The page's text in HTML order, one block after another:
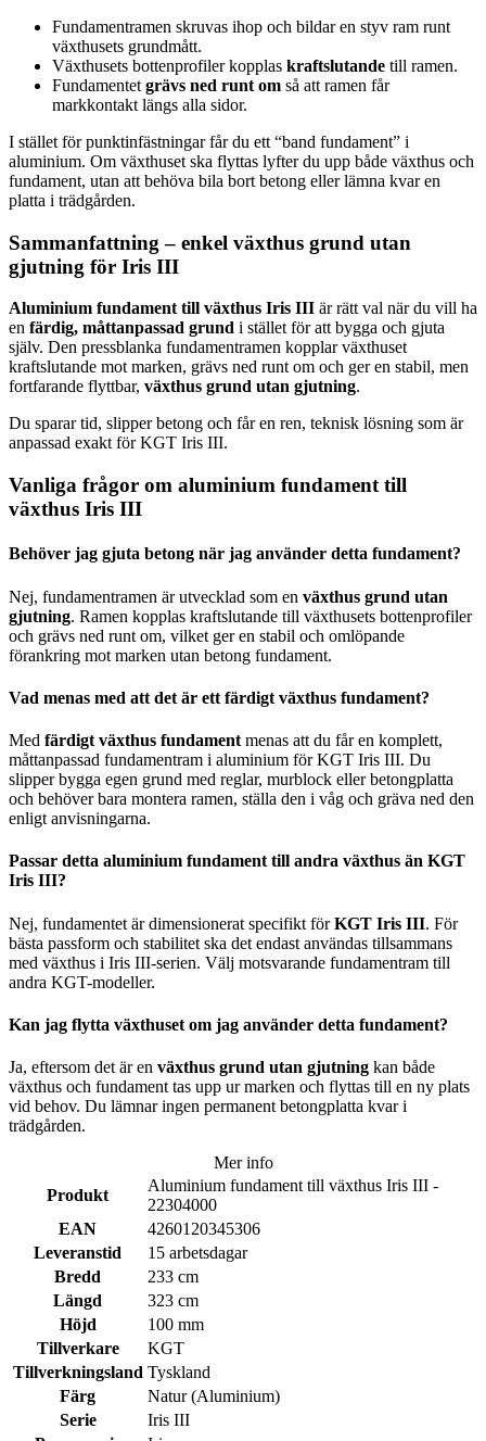
Fundamentramen skruvas ihop och bildar en styv ram runt
växthusets grundmått.
Växthusets bottenprofiler kopplas kraftslutande till ramen.
Fundamentet grävs ned runt om så att ramen får
markkontakt längs alla sidor.
I stället för punktinfästningar får du ett “band fundament” i
aluminium. Om växthuset ska flyttas lyfter du upp både växthus och
fundament, utan att behöva bila bort betong eller lämna kvar en
platta i trädgården.
Sammanfattning – enkel växthus grund utan
gjutning för Iris III
Aluminium fundament till växthus Iris III är rätt val när du vill ha
en färdig, måttanpassad grund i stället för att bygga och gjuta
själv. Den pressblanka fundamentramen kopplar växthuset
kraftslutande mot marken, grävs ned runt om och ger en stabil, men
fortfarande flyttbar, växthus grund utan gjutning.
Du sparar tid, slipper betong och får en ren, teknisk lösning som är
anpassad exakt för KGT Iris III.
Vanliga frågor om aluminium fundament till
växthus Iris III
Behöver jag gjuta betong när jag använder detta fundament?
Nej, fundamentramen är utvecklad som en växthus grund utan
gjutning. Ramen kopplas kraftslutande till växthusets bottenprofiler
och grävs ned runt om, vilket ger en stabil och omlöpande
förankring mot marken utan betong fundament.
Vad menas med att det är ett färdigt växthus fundament?
Med färdigt växthus fundament menas att du får en komplett,
måttanpassad fundamentram i aluminium för KGT Iris III. Du
slipper bygga egen grund med reglar, murblock eller betongplatta
och behöver bara montera ramen, ställa den i våg och gräva ned den
enligt anvisningarna.
Passar detta aluminium fundament till andra växthus än KGT
Iris III?
Nej, fundamentet är dimensionerat specifikt förKGT Iris III. För
bästa passform och stabilitet ska det endast användas tillsammans
med växthus i Iris III-serien. Välj motsvarande fundamentram till
andra KGT-modeller.
Kan jag flytta växthuset om jag använder detta fundament?
Ja, eftersom det är en växthus grund utan gjutning kan både
växthus och fundament tas upp ur marken och flyttas till en ny plats
vid behov. Du lämnar ingen permanent betongplatta kvar i
trädgården.
Mer info
Produkt
Aluminium fundament till växthus Iris III -
22304000
EAN
4260120345306
Leveranstid
15 arbetsdagar
Bredd
233 cm
Längd
323 cm
Höjd
100 mm
Tillverkare
KGT
Tillverkningsland Tyskland
Färg
Natur (Aluminium)
Serie
Iris III